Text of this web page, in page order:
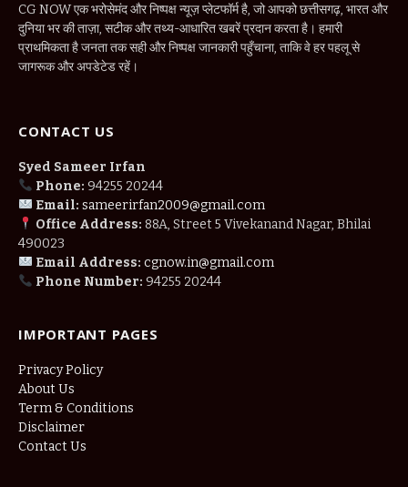
CG NOW एक भरोसेमंद और निष्पक्ष न्यूज़ प्लेटफॉर्म है, जो आपको छत्तीसगढ़, भारत और
दुनिया भर की ताज़ा, सटीक और तथ्य-आधारित खबरें प्रदान करता है। हमारी
प्राथमिकता है जनता तक सही और निष्पक्ष जानकारी पहुँचाना, ताकि वे हर पहलू से
जागरूक और अपडेटेड रहें।
CONTACT US
Syed Sameer Irfan
Phone: 94255 20244
Email: sameerirfan2009@gmail.com
Office Address: 88A, Street 5 Vivekanand Nagar, Bhilai
490023
Email Address: cgnow.in@gmail.com
Phone Number: 94255 20244
IMPORTANT PAGES
Privacy Policy
About Us
Term & Conditions
Disclaimer
Contact Us